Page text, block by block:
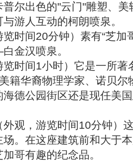
尔出色的"云门"雕塑、
游人互动的柯朗喷泉。
览时间20分钟）素有“芝
金汉喷泉。
览时间1小时）它是一所
籍华裔物理学家、诺贝尔
德公园街区还是现任美
外观，游览时间10分钟）
。在这座建筑前和大于
哥有趣的纪念品。